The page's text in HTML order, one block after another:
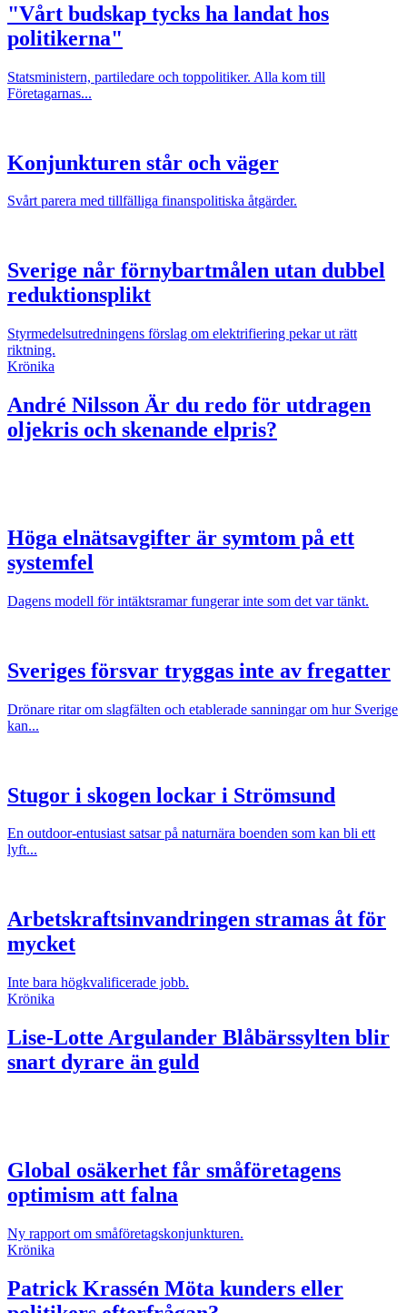
"Vårt budskap tycks ha landat hos
politikerna"
Statsministern, partiledare och toppolitiker. Alla kom till
Företagarnas...
Konjunkturen står och väger
Svårt parera med tillfälliga finanspolitiska åtgärder.
Sverige når förnybartmålen utan dubbel
reduktionsplikt
Styrmedelsutredningens förslag om elektrifiering pekar ut rätt
riktning.
Krönika
André Nilsson Är du redo för utdragen
oljekris och skenande elpris?
Höga elnätsavgifter är symtom på ett
systemfel
Dagens modell för intäktsramar fungerar inte som det var tänkt.
Sveriges försvar tryggas inte av fregatter
Drönare ritar om slagfälten och etablerade sanningar om hur Sverige
kan...
Stugor i skogen lockar i Strömsund
En outdoor-entusiast satsar på naturnära boenden som kan bli ett
lyft...
Arbetskraftsinvandringen stramas åt för
mycket
Inte bara högkvalificerade jobb.
Krönika
Lise-Lotte Argulander Blåbärssylten blir
snart dyrare än guld
Global osäkerhet får småföretagens
optimism att falna
Ny rapport om småföretagskonjunkturen.
Krönika
Patrick Krassén Möta kunders eller